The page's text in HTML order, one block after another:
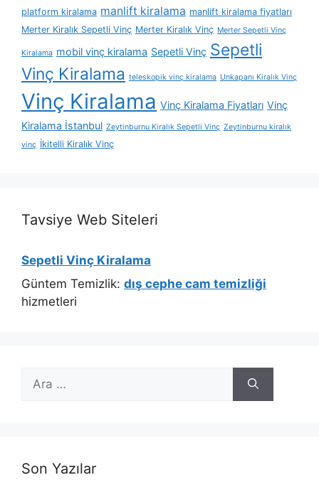
platform kiralama manlift kiralama manlift kiralama fiyatları
Merter Kiralık Sepetli Vinç Merter Kiralık Vinç Merter Sepetli Vinç
Kiralama mobil vinç kiralama Sepetli Vinç Sepetli
Vinç Kiralama teleskopik vinç kiralama Unkapanı Kiralık Vinç
Vinç Kiralama Vinç Kiralama Fiyatları Vinç
Kiralama İstanbul Zeytinburnu Kiralık Sepetli Vinç Zeytinburnu kiralık
vinç İkitelli Kiralık Vinç
Tavsiye Web Siteleri
Sepetli Vinç Kiralama
Güntem Temizlik: dış cephe cam temizliği
hizmetleri
için
Son Yazılar